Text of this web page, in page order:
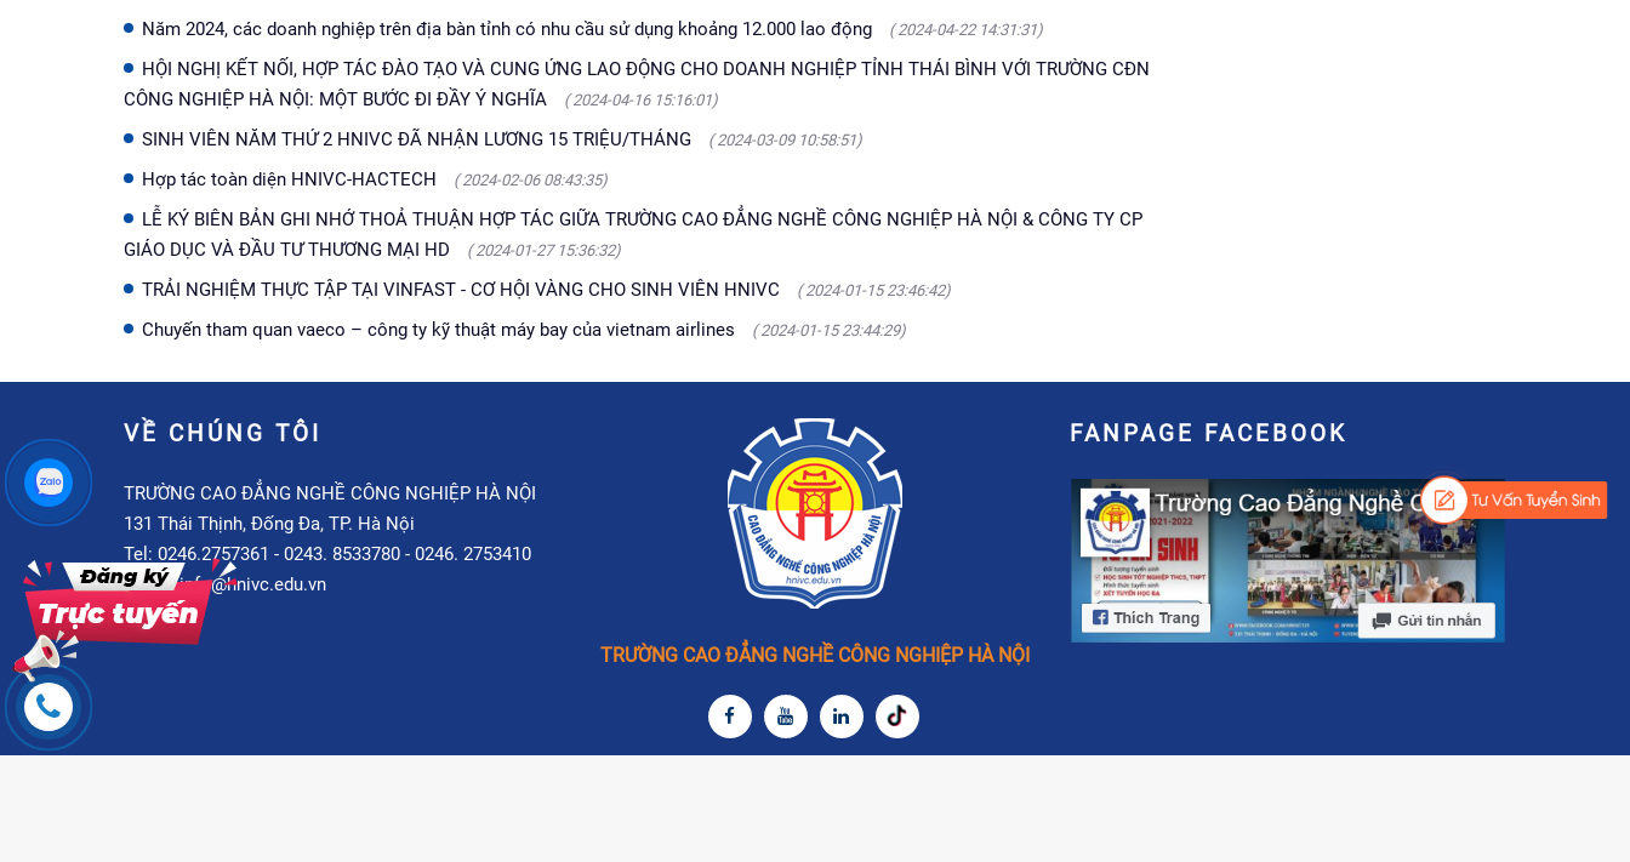
Năm 2024, các doanh nghiệp trên địa bàn tỉnh có nhu cầu sử dụng khoảng 12.000 lao động ( 2024-04-22 14:31:31)
HỘI NGHỊ KẾT NỐI, HỢP TÁC ĐÀO TẠO VÀ CUNG ỨNG LAO ĐỘNG CHO DOANH NGHIỆP TỈNH THÁI BÌNH VỚI TRƯỜNG CĐN
CÔNG NGHIỆP HÀ NỘI: MỘT BƯỚC ĐI ĐẦY Ý NGHĨA
( 2024-04-16 15:16:01)
SINH VIÊN NĂM THỨ 2 HNIVC ĐÃ NHẬN LƯƠNG 15 TRIỆU/THÁNG ( 2024-03-09 10:58:51)
Hợp tác toàn diện HNIVC-HACTECH ( 2024-02-06 08:43:35)
LỄ KÝ BIÊN BẢN GHI NHỚ THOẢ THUẬN HỢP TÁC GIỮA TRƯỜNG CAO ĐẲNG NGHỀ CÔNG NGHIỆP HÀ NỘI & CÔNG TY CP
GIÁO DỤC VÀ ĐẦU TƯ THƯƠNG MẠI HD
( 2024-01-27 15:36:32)
TRẢI NGHIỆM THỰC TẬP TẠI VINFAST - CƠ HỘI VÀNG CHO SINH VIÊN HNIVC ( 2024-01-15 23:46:42)
Chuyến tham quan vaeco – công ty kỹ thuật máy bay của vietnam airlines ( 2024-01-15 23:44:29)
VỀ CHÚNG TÔI
TRƯỜNG CAO ĐẲNG NGHỀ CÔNG NGHIỆP HÀ NỘI
131 Thái Thịnh, Đống Đa, TP. Hà Nội
Tel: 0246.2757361 - 0243. 8533780 - 0246. 2753410
Email: info@hnivc.edu.vn
TRƯỜNG CAO ĐẲNG NGHỀ CÔNG NGHIỆP HÀ NỘI
FANPAGE FACEBOOK